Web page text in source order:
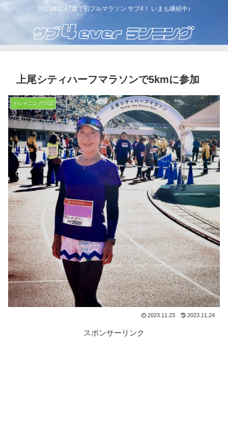
2011年に47歳で初フルマラソン サブ4！ いまも継続中♪
上尾シティハーフマラソンで5kmに参加
トレーニング日誌
2023.11.23 2023.11.24
スポンサーリンク